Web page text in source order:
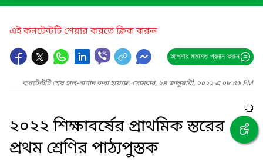
এই কনটেন্টটি শেয়ার করতে ক্লিক করুন
আপনার মতামত প্রদান করুন
কনটেন্টটি শেষ হাল-নাগাদ করা হয়েছে: সোমবার, ২৪ জানুয়ারী, ২০২২ এ ০৮:৫৬ PM
২০২২ শিক্ষাবর্ষের প্রাথমিক স্তরের
প্রথম শ্রেণির পাঠ্যপুস্তক